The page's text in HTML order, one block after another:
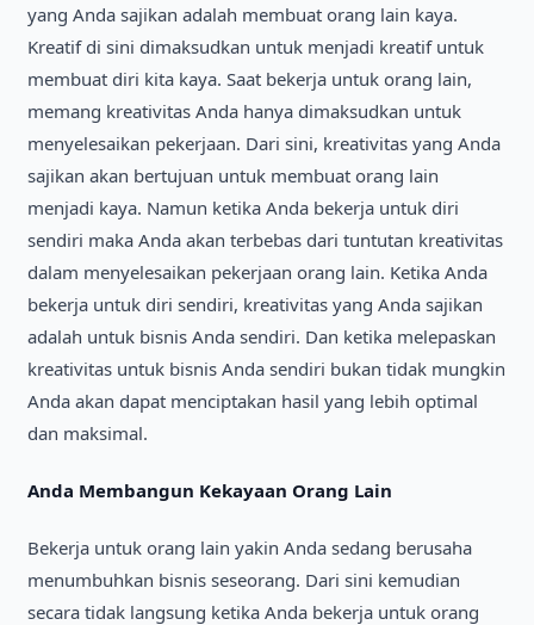
yang Anda sajikan adalah membuat orang lain kaya.
Kreatif di sini dimaksudkan untuk menjadi kreatif untuk
membuat diri kita kaya. Saat bekerja untuk orang lain,
memang kreativitas Anda hanya dimaksudkan untuk
menyelesaikan pekerjaan. Dari sini, kreativitas yang Anda
sajikan akan bertujuan untuk membuat orang lain
menjadi kaya. Namun ketika Anda bekerja untuk diri
sendiri maka Anda akan terbebas dari tuntutan kreativitas
dalam menyelesaikan pekerjaan orang lain. Ketika Anda
bekerja untuk diri sendiri, kreativitas yang Anda sajikan
adalah untuk bisnis Anda sendiri. Dan ketika melepaskan
kreativitas untuk bisnis Anda sendiri bukan tidak mungkin
Anda akan dapat menciptakan hasil yang lebih optimal
dan maksimal.
Anda Membangun Kekayaan Orang Lain
Bekerja untuk orang lain yakin Anda sedang berusaha
menumbuhkan bisnis seseorang. Dari sini kemudian
secara tidak langsung ketika Anda bekerja untuk orang